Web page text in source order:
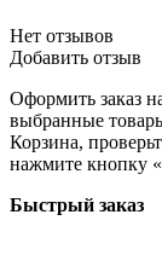
Нет отзывов
Добавить отзыв
Оформить заказ
выбранные
Корзина,
нажмите кнопку
Быстрый заказ